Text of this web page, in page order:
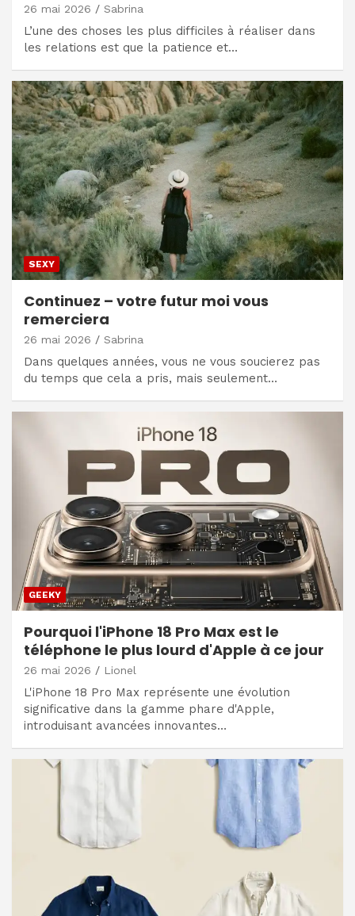
26 mai 2026 Sabrina
L’une des choses les plus difficiles à réaliser dans
les relations est que la patience et…
SEXY
Continuez – votre futur moi vous
remerciera
26 mai 2026 Sabrina
Dans quelques années, vous ne vous soucierez pas
du temps que cela a pris, mais seulement…
GEEKY
Pourquoi l'iPhone 18 Pro Max est le
téléphone le plus lourd d'Apple à ce jour
26 mai 2026 Lionel
L'iPhone 18 Pro Max représente une évolution
significative dans la gamme phare d'Apple,
introduisant avancées innovantes…